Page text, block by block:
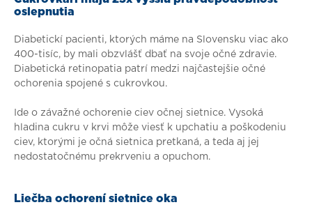
oslepnutia
Diabetickí pacienti, ktorých máme na Slovensku viac ako
400-tisíc, by mali obzvlášť dbať na svoje očné zdravie.
Diabetická retinopatia patrí medzi najčastejšie očné
ochorenia spojené s cukrovkou.
Ide o závažné ochorenie ciev očnej sietnice. Vysoká
hladina cukru v krvi môže viesť k upchatiu a poškodeniu
ciev, ktorými je očná sietnica pretkaná, a teda aj jej
nedostatočnému prekrveniu a opuchom.
Liečba ochorení sietnice oka